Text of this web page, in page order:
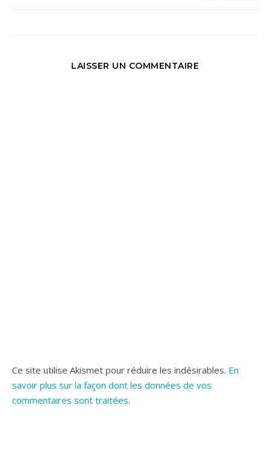
LAISSER UN COMMENTAIRE
Ce site utilise Akismet pour réduire les indésirables. En
savoir plus sur la façon dont les données de vos
commentaires sont traitées.